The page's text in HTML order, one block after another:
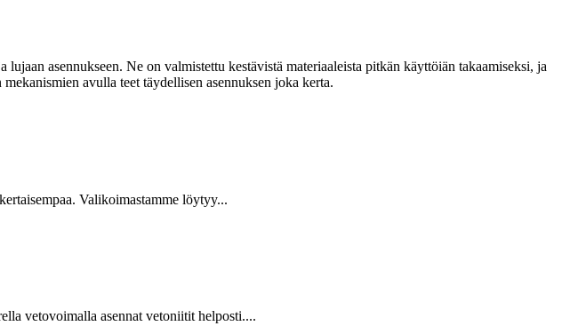
asennukseen. Ne on valmistettu kestävistä materiaaleista pitkän käyttöiän takaamiseksi, ja
avulla teet täydellisen asennuksen joka kerta.
Valikoimastamme löytyy...
vetovoimalla asennat vetoniitit helposti....